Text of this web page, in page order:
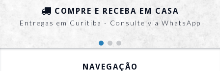
COMPRE E RECEBA EM CASA
Entregas em Curitiba - Consulte via WhatsApp
NAVEGAÇÃO